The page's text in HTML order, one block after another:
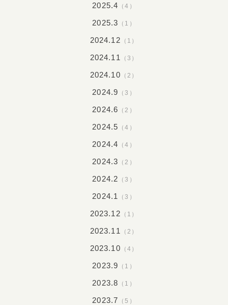
2025.4 （4）
2025.3 （1）
2024.12 （1）
2024.11 （3）
2024.10 （2）
2024.9 （3）
2024.6 （2）
2024.5 （4）
2024.4 （4）
2024.3 （2）
2024.2 （3）
2024.1 （3）
2023.12 （1）
2023.11 （2）
2023.10 （4）
2023.9 （1）
2023.8 （1）
2023.7 （5）